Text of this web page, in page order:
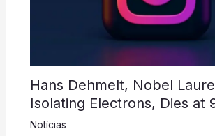
Hans Dehmelt, Nobel
Isolating Electrons, Dies at
Notícias